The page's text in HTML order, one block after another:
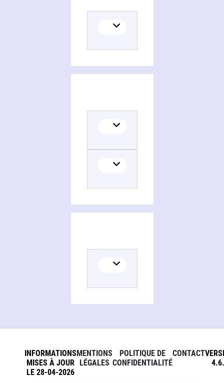
INFORMATIONS
MISES À JOUR
LE 28-04-2026
MENTIONS
LÉGALES
POLITIQUE DE
CONFIDENTIALITÉ
CONTACT